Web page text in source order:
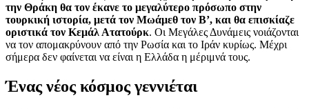
την Θράκη θα τον έκανε το μεγαλύτερο πρόσωπο στην
τουρκική ιστορία, μετά τον Μωάμεθ τον Β’, και θα επισκίαζε
οριστικά τον Κεμάλ Ατατούρκ. Οι Μεγάλες Δυνάμεις νοιάζονται
να τον απομακρύνουν από την Ρωσία και το Ιράν κυρίως. Μέχρι
σήμερα δεν φαίνεται να είναι η Ελλάδα η μέριμνά τους.
Ένας νέος κόσμος γεννιέται